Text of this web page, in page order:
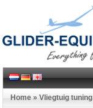
Home » Vliegtuig tuning